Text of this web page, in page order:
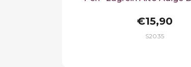
€15,90
S2035